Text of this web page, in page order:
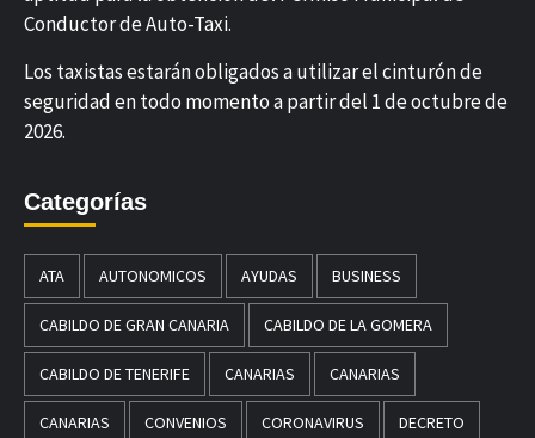
Conductor de Auto-Taxi.
Los taxistas estarán obligados a utilizar el cinturón de
seguridad en todo momento a partir del 1 de octubre de
2026.
Categorías
ATA AUTONOMICOS AYUDAS BUSINESS
CABILDO DE GRAN CANARIA CABILDO DE LA GOMERA
CABILDO DE TENERIFE CANARIAS CANARIAS
CANARIAS CONVENIOS CORONAVIRUS DECRETO